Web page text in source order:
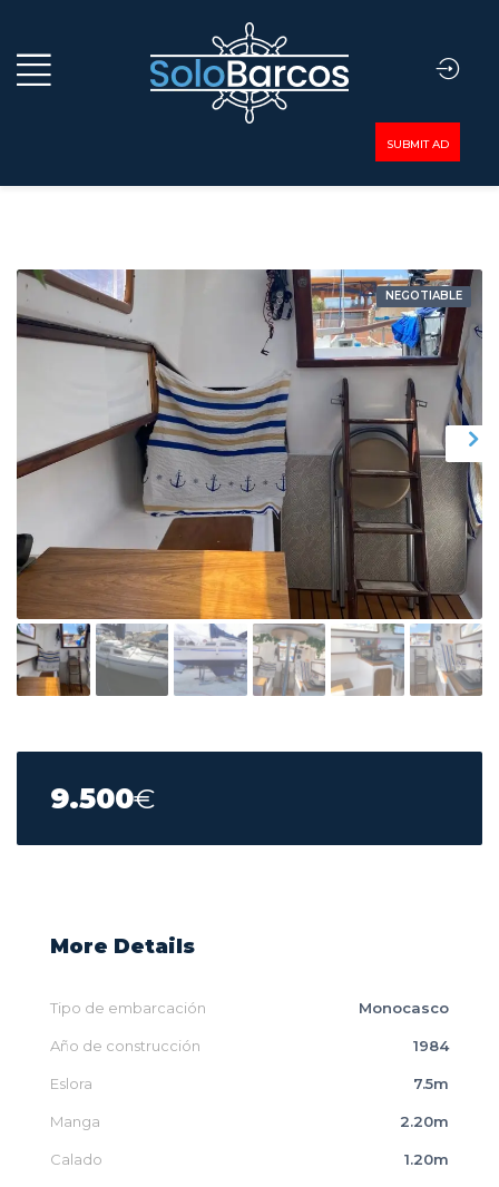
SUBMIT AD
NEGOTIABLE
9.500€
More Details
Tipo de embarcación Monocasco
Año de construcción 1984
Eslora 7.5m
Manga 2.20m
Calado 1.20m